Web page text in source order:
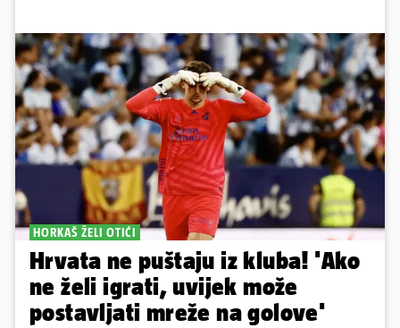
HORKAŠ ŽELI OTIĆI
Hrvata ne puštaju iz kluba! 'Ako
ne želi igrati, uvijek može
postavljati mreže na golove'